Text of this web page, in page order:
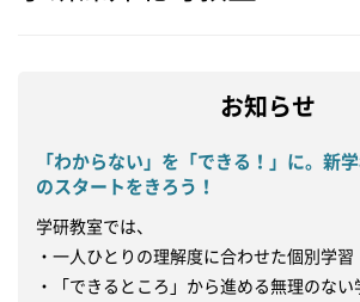
お知らせ
「わからない」を「できる！」に。新
のスタートをきろう！
学研教室では、
・一人ひとりの理解度に合わせた個別学習
・「できるところ」から進める無理のない